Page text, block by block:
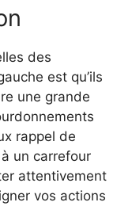
des
est qu’ils
une grande
rappel de
un carrefour
attentivement
vos actions